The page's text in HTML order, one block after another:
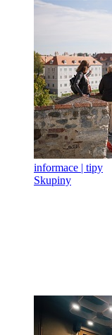
informace | tipy
Skupiny